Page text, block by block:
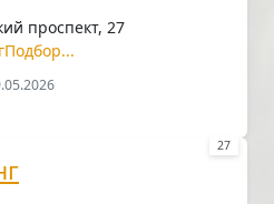
проспект, 27
27